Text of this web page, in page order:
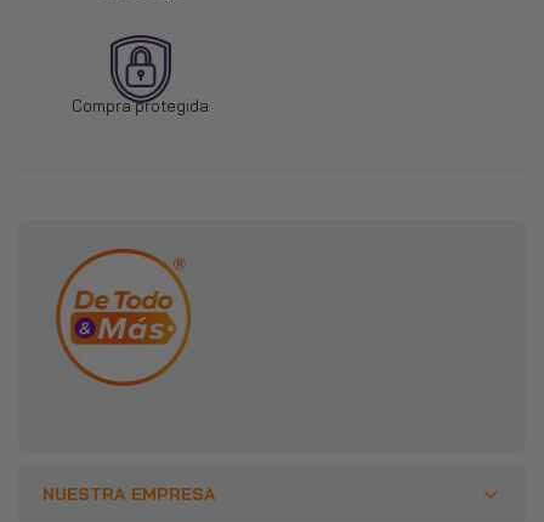
Compra protegida
NUESTRA EMPRESA